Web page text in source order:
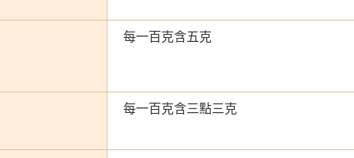
每一百克含五克
每一百克含三點三克